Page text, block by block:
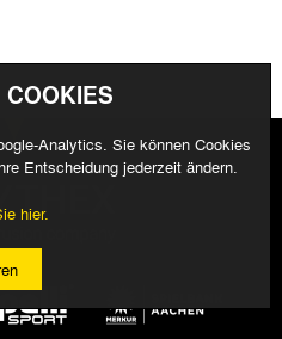
Analytics. Sie können Cookies
Entscheidung jederzeit ändern.
hier.